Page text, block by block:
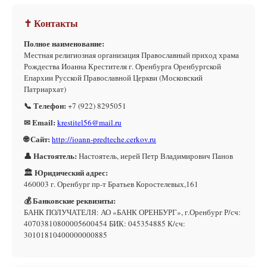
✝ Контакты
Полное наименование:
Местная религиозная организация Православный приход храма
Рождества Иоанна Крестителя г. Оренбурга Оренбургской
Епархии Русской Православной Церкви (Московский
Патриархат)
📞 Телефон: +7 (922) 8295051
✉ Email: krestitel56@mail.ru
🌐 Сайт: http://ioann-predteche.cerkov.ru
👤 Настоятель: Настоятель, иерей Петр Владимирович Панов
🏛 Юридический адрес:
460003 г. Оренбург пр-т Братьев Коростелевых,161
💰 Банковские реквизиты:
БАНК ПОЛУЧАТЕЛЯ: АО «БАНК ОРЕНБУРГ», г.Оренбург Р/сч:
40703810800005600454 БИК: 045354885 К/сч:
30101810400000000885